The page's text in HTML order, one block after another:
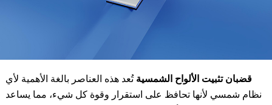
قضبان تثبيت الألواح الشمسيةتُعد هذه العناصر بالغة الأهمية لأي
نظام شمسي لأنها تحافظ على استقرار وقوة كل شيء، مما يساعد